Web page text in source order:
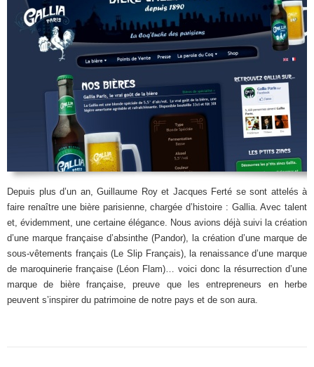
Depuis plus d’un an, Guillaume Roy et Jacques Ferté se sont attelés à
faire renaître une bière parisienne, chargée d’histoire : Gallia. Avec talent
et, évidemment, une certaine élégance. Nous avions déjà suivi la création
d’une marque française d’absinthe (Pandor), la création d’une marque de
sous-vêtements français (Le Slip Français), la renaissance d’une marque
de maroquinerie française (Léon Flam)… voici donc la résurrection d’une
marque de bière française, preuve que les entrepreneurs en herbe
peuvent s’inspirer du patrimoine de notre pays et de son aura.